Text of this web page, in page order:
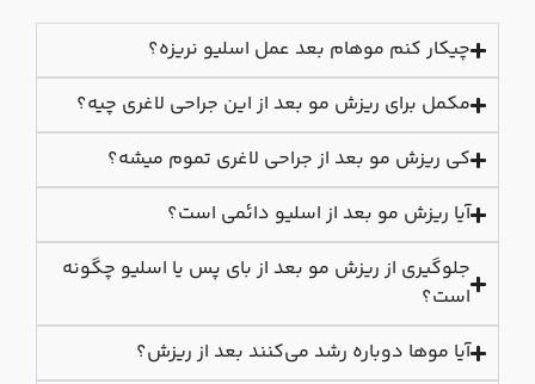
چیکار کنم موهام بعد عمل اسلیو نریزه؟
مکمل برای ریزش مو بعد از این جراحی لاغری چیه؟
کی ریزش مو بعد از جراحی لاغری تموم میشه؟
آیا ریزش مو بعد از اسلیو دائمی است؟
جلوگیری از ریزش مو بعد از بای پس یا اسلیو چگونه
است؟
آیا موها دوباره رشد می‌کنند بعد از ریزش؟